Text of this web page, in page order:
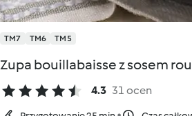
TM7 TM6 TM5
Zupa bouillabaisse z sosem
4.3 31 ocen